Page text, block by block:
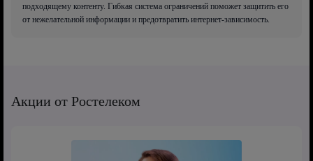
подходящему контенту. Гибкая система ограничений поможет защитить его
от нежелательной информации и предотвратить интернет-зависимость.
Акции от Ростелеком